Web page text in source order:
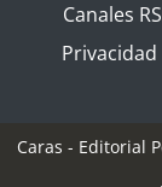
Canales
Privacidad
Caras - Editorial